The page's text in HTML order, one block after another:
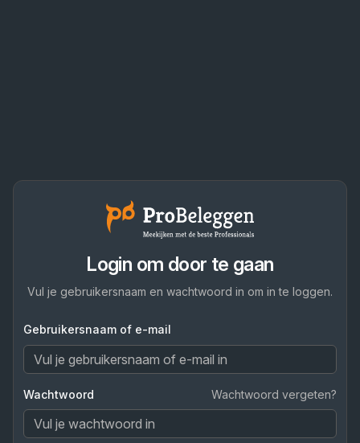
Login om door te gaan
Vul je gebruikersnaam en wachtwoord in om in te loggen.
Gebruikersnaam of e-mail
Wachtwoord Wachtwoord vergeten?